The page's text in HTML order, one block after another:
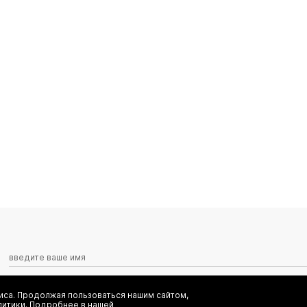
Я даю согласие на сбор, обработку и хранение моих
Продолжая пользоваться нашим сайтом,
Подробнее в нашей